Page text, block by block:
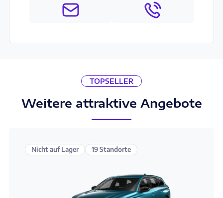
TOPSELLER
Weitere attraktive Angebote
Nicht auf Lager 19 Standorte